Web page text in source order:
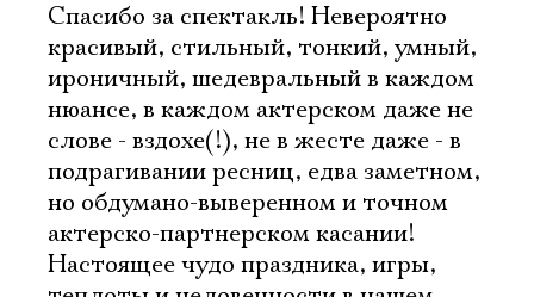
Спасибо за спектакль! Невероятно
красивый, стильный, тонкий, умный,
ироничный, шедевральный в каждом
нюансе, в каждом актерском даже не
слове - вздохе(!), не в жесте даже - в
подрагивании ресниц, едва заметном,
но обдумано-выверенном и точном
актерско-партнерском касании!
Настоящее чудо праздника, игры,
Электропочта